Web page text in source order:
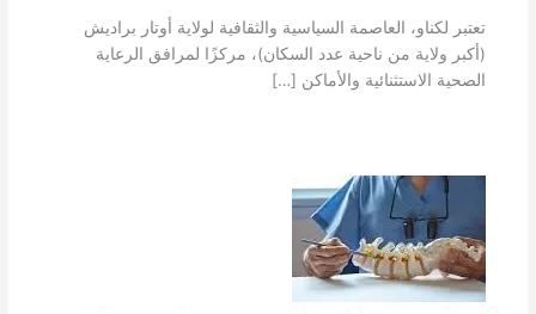
تعتبر لكناو، العاصمة السياسية والثقافية لولاية أوتار براديش
(أكبر ولاية من ناحية عدد السكان)، مركزًا لمرافق الرعاية
الصحية الاستثنائية والأماكن […]